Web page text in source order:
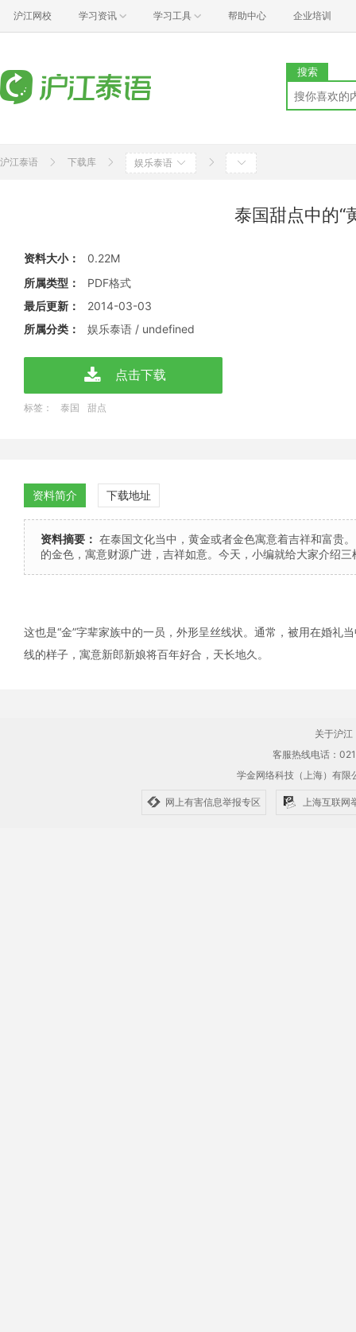
沪江网校 学习资讯 学习工具 帮助中心 企业培训
搜索
沪江泰语 下载库 娱乐泰语
泰国甜点中的“
资料大小：
0.22M
所属类型：
PDF格式
最后更新：
2014-03-03
所属分类：
娱乐泰语 / undefined
点击下载
标签： 泰国 甜点
资料简介 下载地址
资料摘要： 在泰国文化当中，黄金或者金色寓意着吉祥和富贵
的金色，寓意财源广进，吉祥如意。今天，小编就给大家介绍
这也是“金”字辈家族中的一员，外形呈丝线状。通常，被用在婚礼
线的样子，寓意新郎新娘将百年好合，天长地久。
关于沪江
客服热线电话：
学金网络科技（上海）有
网上有害信息举报专区 上海互联网